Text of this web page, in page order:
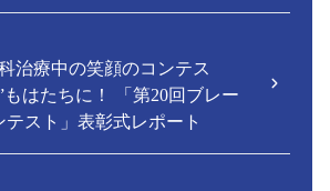
治療中の笑顔のコンテス
もはたちに！ 「第20回ブレー
テスト」表彰式レポート